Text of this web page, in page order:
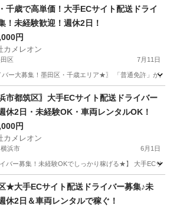
ー 積み込み
千歳で高単価！大手ECサイト配送ドライ
！未経験歓迎！週休2日！
円
カメレオン
区 7月11日
ー大募集！墨田区・千歳エリア★〗 「普通免許」が
ー 積み込み
市都筑区〗大手ECサイト配送ドライバー
休2日・未経験OK・車両レンタルOK！
円
カメレオン
浜市 6月1日
バー募集！未経験OKでしっかり稼げる★】 大手ECサ
バー 積み込み
★大手ECサイト配送ドライバー募集♪未
休2日＆車両レンタルで稼ぐ！